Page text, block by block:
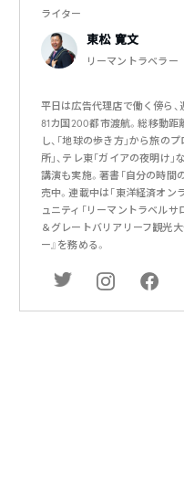
ライター
東松 寛文
リーマントラベラー
平日は広告代理店で働く傍ら
81カ国200都市渡航。総移動
し、「地球の歩き方」から旅の
所」、テレ東「ガイアの夜明け
講演も実施。著書「自分の時間
売中。連載中は「東洋経済オン
ュニティ「リーマントラベルサ
＆グレートバリアリーフ観光
ー』を務める。